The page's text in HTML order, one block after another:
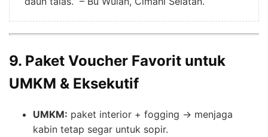
9. Paket Voucher Favorit untuk
UMKM & Eksekutif
UMKM: paket interior + fogging → menjaga
kabin tetap segar untuk sopir.